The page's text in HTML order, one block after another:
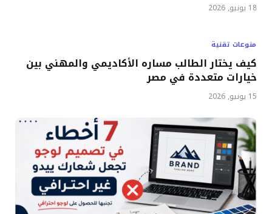
18 يونيو, 2026
منوعات تقنية
كيف يختار الطالب مساره الأكاديمي والمهني بين
خيارات متعددة في مصر
15 يونيو, 2026